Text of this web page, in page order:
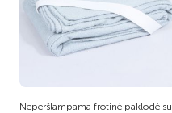
Neperšlampama frotinė paklodė su